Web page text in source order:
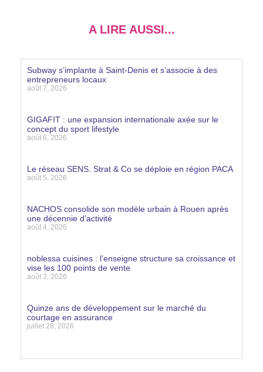
A LIRE AUSSI...
Subway s’implante à Saint-Denis et s’associe à des
entrepreneurs locaux
août 7, 2026
GIGAFIT : une expansion internationale axée sur le
concept du sport lifestyle
août 6, 2026
Le réseau SENS. Strat & Co se déploie en région PACA
août 5, 2026
NACHOS consolide son modèle urbain à Rouen après
une décennie d’activité
août 4, 2026
noblessa cuisines : l’enseigne structure sa croissance et
vise les 100 points de vente
août 3, 2026
Quinze ans de développement sur le marché du
courtage en assurance
juillet 28, 2026